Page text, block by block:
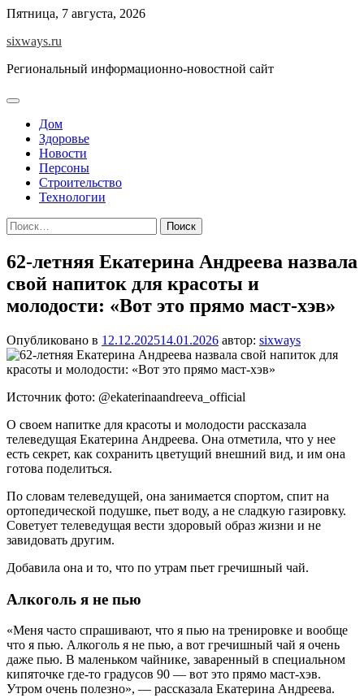
Перейти
содержимому
Пятница, 7 августа, 2026
sixways.ru
Региональный информационно-новостной сайт
Дом
Здоровье
Новости
Персоны
Строительство
Технологии
Найти:
62-летняя Екатерина Андреева назвала
свой напиток для красоты и
молодости: «Вот это прямо маст-хэв»
Опубликовано в 12.12.202514.01.2026 автор: sixways
Источник фото: @ekaterinaandreeva_official
О своем напитке для красоты и молодости рассказала
телеведущая Екатерина Андреева. Она отметила, что у нее
есть секрет, как сохранить цветущий внешний вид, и им она
готова поделиться.
По словам телеведущей, она занимается спортом, спит на
ортопедической подушке, пьет воду, а не сладкую газировку.
Советует телеведущая вести здоровый образ жизни и не
завидовать другим.
Добавила она и то, что по утрам пьет гречишный чай.
Алкоголь я не пью
«Меня часто спрашивают, что я пью на тренировке и вообще
что я пью. Алкоголь я не пью, а вот гречишный чай я очень
даже пью. В маленьком чайнике, заваренный в специальном
кипяточке где-то градусов 90 — вот это прямо маст-хэв.
Утром очень полезно», — рассказала Екатерина Андреева.